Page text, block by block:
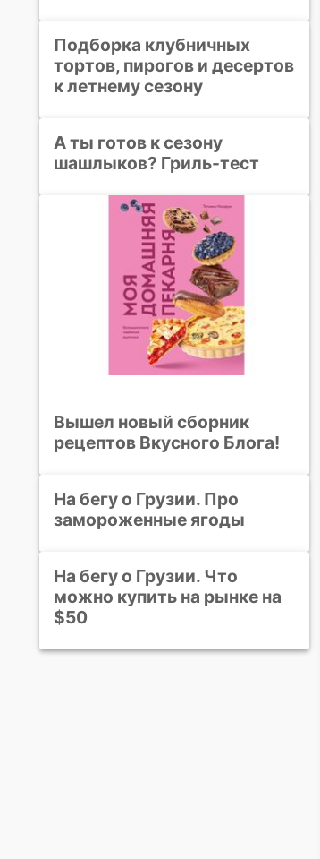
Подборка клубничных
тортов, пирогов и десертов
к летнему сезону
А ты готов к сезону
шашлыков? Гриль-тест
Вышел новый сборник
рецептов Вкусного Блога!
На бегу о Грузии. Про
замороженные ягоды
На бегу о Грузии. Что
можно купить на рынке на
$50